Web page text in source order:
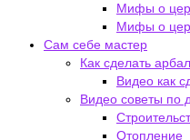
Мифы о
Мифы о
Сам себе мастер
Как сделать
Видео как
Видео советы по
Отопление